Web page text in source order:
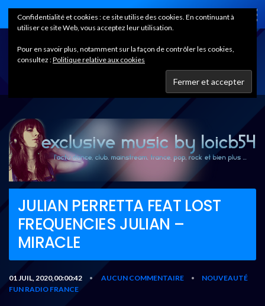
Home
JULIAN PERRETTA FEAT LOST
FREQUENCIES JULIAN –
MIRACLE
01 JUIL, 2020,00:00:42 • AUCUN COMMENTAIRE •
NOUVEAUTÉ
FUN RADIO FRANCE
Confidentialité et cookies : ce site utilise des cookies. En continuant à
utiliser ce site Web, vous acceptez leur utilisation.
Pour en savoir plus, notamment sur la façon de contrôler les cookies,
consultez :Politique relative aux cookies